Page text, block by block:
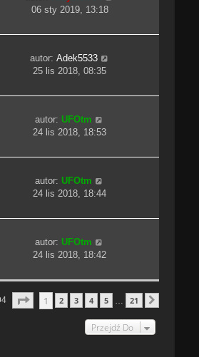
06 sty 2019, 13:18
autor: Adek5533
25 lis 2018, 08:35
autor: UFOtm
24 lis 2018, 18:53
autor:UFOtm
24 lis 2018, 18:44
autor: UFOtm
24 lis 2018, 18:42
Strona 1Z 21
1 2 3 4 5 21
Przejdź Do